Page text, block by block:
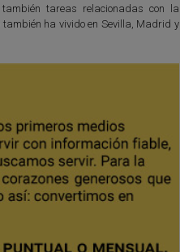
tareas relacionadas con la
también ha vivido en Sevilla, Madrid y